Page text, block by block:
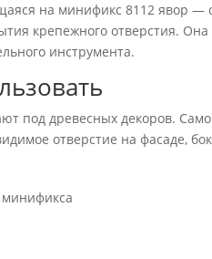
на минификс 8112 явор —
крепежного отверстия.
инструмента.
под древесных декоров.
отверстие на фасаде,
минификса